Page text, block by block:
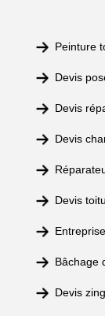
Peinture
Devis
Devis
Devis
Devis
Bâchage
Devis